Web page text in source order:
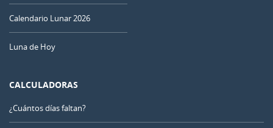
Calendario Lunar 2026
Luna de Hoy
CALCULADORAS
¿Cuántos días faltan?